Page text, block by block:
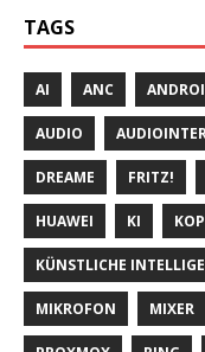
TAGS
AI ANC
AUDIO
DREAME FRITZ!
HUAWEI KI
KÜNSTLICHE
MIKROFON MIXER